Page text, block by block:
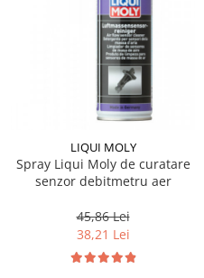
LIQUI MOLY
Spray Liqui Moly de curatare
senzor debitmetru aer
45,86 Lei
38,21 Lei